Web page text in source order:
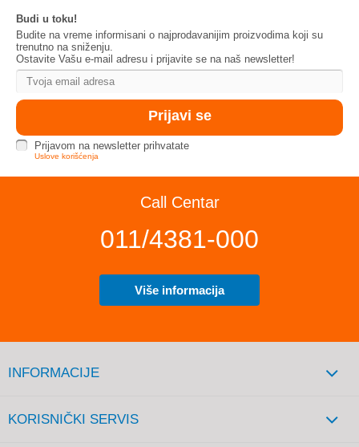
Budi u toku!
Budite na vreme informisani o najprodavanijim proizvodima koji su
trenutno na sniženju.
Ostavite Vašu e-mail adresu i prijavite se na naš newsletter!
Prijavom na newsletter prihvatate
Uslove korišćenja
Call Centar
011/4381-000
Više informacija
INFORMACIJE
KORISNIČKI SERVIS